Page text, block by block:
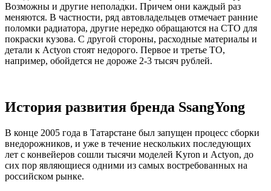
Возможны и другие неполадки. Причем они каждый раз
меняются. В частности, ряд автовладельцев отмечает ранние
поломки радиатора, другие нередко обращаются на СТО для
покраски кузова. С другой стороны, расходные материалы и
детали к Actyon стоят недорого. Первое и третье ТО,
например, обойдется не дороже 2-3 тысяч рублей.
История развития бренда SsangYong
В конце 2005 года в Татарстане был запущен процесс сборки
внедорожников, и уже в течение нескольких последующих
лет с конвейеров сошли тысячи моделей Kyron и Actyon, до
сих пор являющиеся одними из самых востребованных на
российском рынке.